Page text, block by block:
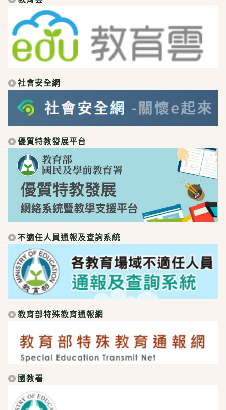
社會安全網
優質特教發展平台
不適任人員通報及查詢系統
教育部特殊教育通報網
國教署